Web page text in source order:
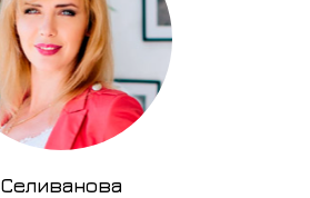
Селиванова